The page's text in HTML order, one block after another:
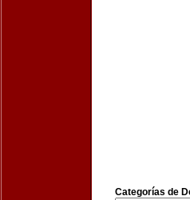
Categorías de